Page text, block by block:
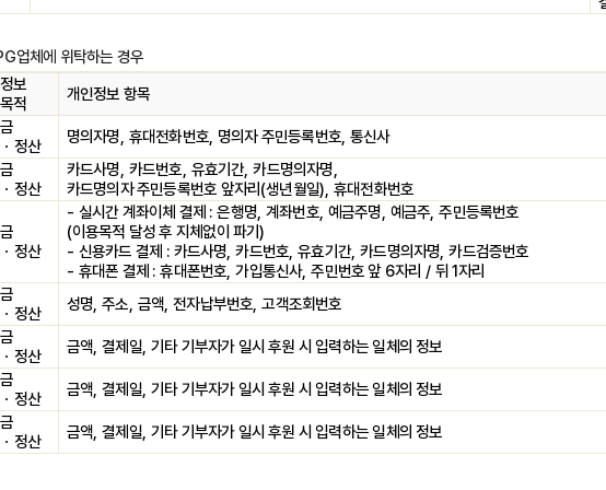
업체에 위탁하는 경우
보
적
개인정보 항목
ㆍ정산 명의자명 휴대전화번호, 명의자 주민등록번호 ,통신사
ㆍ정산
카드사명 카드번호 유효기간,카드명의자명
카드명의자 주민등록번호 앞자리(생년월일),휴대전화번호
ㆍ정산
- 실시간 계좌이체 결제 :은행명 계좌번호, 예금주명 예금주 ,주민등록번호
(이용목적 달성 후 지체없이 파기)
- 신용카드 결제 : 카드사명 ,카드번호 ,유효기간,카드명의자명 ,카드검증번호
- 휴대폰 결제 :휴대폰번호 ,가입통신사,주민번호 앞 6자리 / 뒤 1자리
ㆍ정산 성명 ,주소 금액 ,전자납부번호 ,고객조회번호
ㆍ정산 금액 ,결제일 기타 기부자가 일시 후원 시 입력하는 일체의 정보
ㆍ정산 금액 ,결제일 기타 기부자가 일시 후원 시 입력하는 일체의 정보
ㆍ정산 금액 ,결제일 기타 기부자가 일시 후원 시 입력하는 일체의 정보